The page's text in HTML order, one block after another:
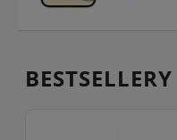
BESTSELLERY